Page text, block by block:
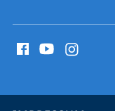
Media